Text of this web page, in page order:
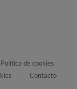
Política de cookies
Contacto